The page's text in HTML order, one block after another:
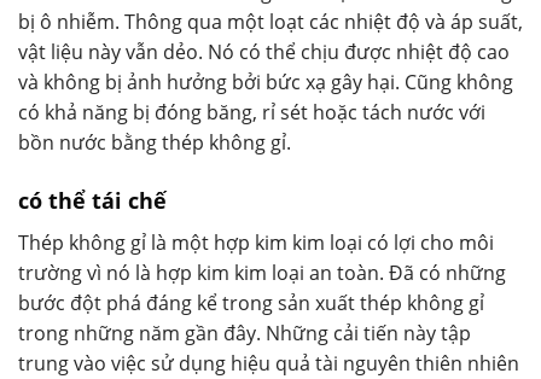
bị ô nhiễm. Thông qua một loạt các nhiệt độ và áp suất,
vật liệu này vẫn dẻo. Nó có thể chịu được nhiệt độ cao
và không bị ảnh hưởng bởi bức xạ gây hại. Cũng không
có khả năng bị đóng băng, rỉ sét hoặc tách nước với
bồn nước bằng thép không gỉ.
có thể tái chế
Thép không gỉ là một hợp kim kim loại có lợi cho môi
trường vì nó là hợp kim kim loại an toàn. Đã có những
bước đột phá đáng kể trong sản xuất thép không gỉ
trong những năm gần đây. Những cải tiến này tập
trung vào việc sử dụng hiệu quả tài nguyên thiên nhiên